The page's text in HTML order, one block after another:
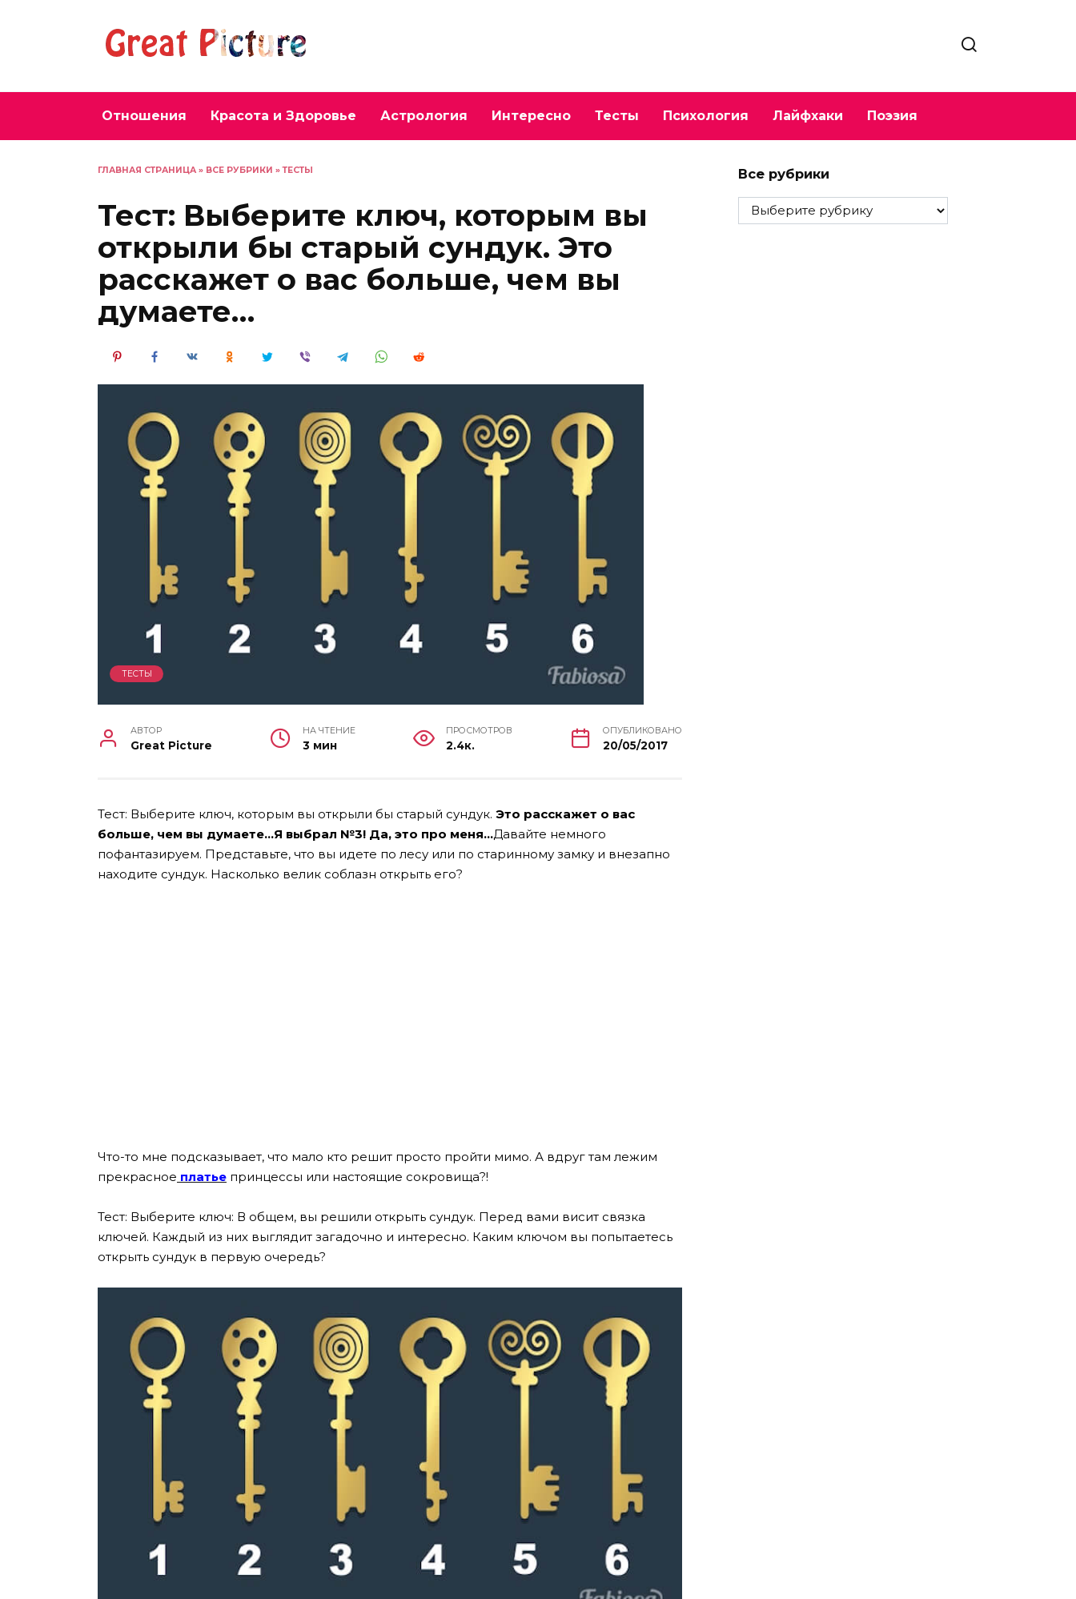
Отношения Красота и Здоровье Астрология Интересно Тесты Психология Лайфхаки Поэзия
ГЛАВНАЯ СТРАНИЦА » ВСЕ РУБРИКИ »ТЕСТЫ
Тест: Выберите ключ, которым вы
открыли бы старый сундук. Это
расскажет о вас больше, чем вы
думаете…
ТЕСТЫ
АВТОР
Great Picture
НА ЧТЕНИЕ
3 мин
ПРОСМОТРОВ
2.4к.
ОПУБЛИКОВАНО
20/05/2017
Тест: Выберите ключ, которым вы открыли бы старый сундук. Это расскажет о вас
больше, чем вы думаете…Я выбрал №3! Да, это про меня…Давайте немного
пофантазируем. Представьте, что вы идете по лесу или по старинному замку и внезапно
находите сундук. Насколько велик соблазн открыть его?
Что-то мне подсказывает, что мало кто решит просто пройти мимо. А вдруг там лежим
прекрасное платье принцессы или настоящие сокровища?!
Тест: Выберите ключ: В общем, вы решили открыть сундук. Перед вами висит связка
ключей. Каждый из них выглядит загадочно и интересно. Каким ключом вы попытаетесь
открыть сундук в первую очередь?
Все рубрики
Все
рубрики